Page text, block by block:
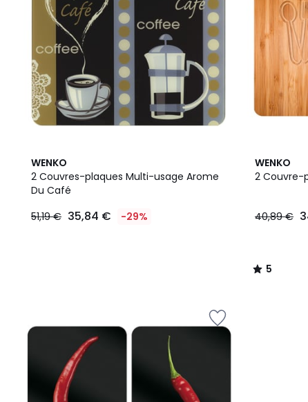
WENKO
2 Couvres-plaques Multi-usage Arome
Du Café
51,19 € 35,84 € -29%
WENKO
2 Couvre-
40,89 €
5
/
5
/